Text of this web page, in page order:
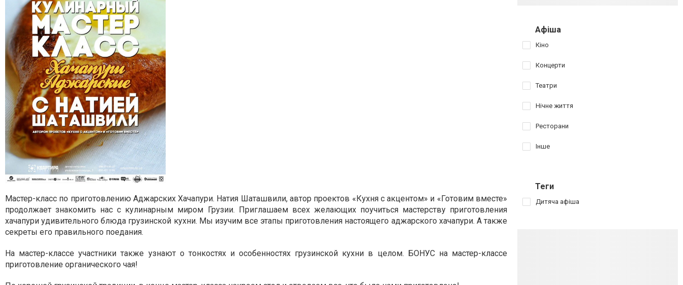
Мастер-класс по приготовлению Аджарских Хачапури. Натия Шаташвили, автор проектов «Кухня с акцентом» и «Готовим вместе»
продолжает знакомить нас с кулинарным миром Грузии. Приглашаем всех желающих поучиться мастерству приготовления
хачапури удивительного блюда грузинской кухни. Мы изучим все этапы приготовления настоящего аджарского хачапури. А также
секреты его правильного поедания.
На мастер-классе участники также узнают о тонкостях и особенностях грузинской кухни в целом. БОНУС на мастер-классе
приготовление органического чая!
Афіша
Кіно
Концерти
Театри
Нічне життя
Ресторани
Інше
Теги
Дитяча афіша